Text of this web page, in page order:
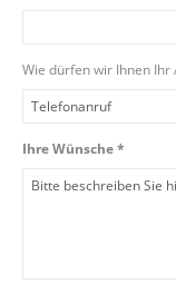
Wie dürfen wir Ihnen Ihr
Ihre Wünsche *